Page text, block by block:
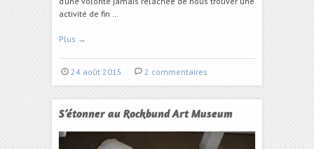
activité de fin …
Plus →
24 août 2015 2 commentaires
S’étonner au Rockbund Art Museum